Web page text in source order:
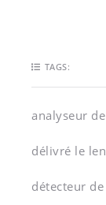
TAGS:
analyseur
délivré le
détecteur